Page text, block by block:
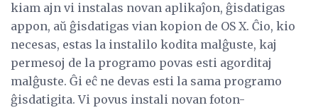
kiam ajn vi instalas novan aplikaĵon, ĝisdatigas
appon, aŭ ĝisdatigas vian kopion de OS X. Ĉio, kio
necesas, estas la instalilo kodita malĝuste, kaj
permesoj de la programo povas esti agorditaj
malĝuste. Ĝi eĉ ne devas esti la sama programo
ĝisdatigita. Vi povus instali novan foton-